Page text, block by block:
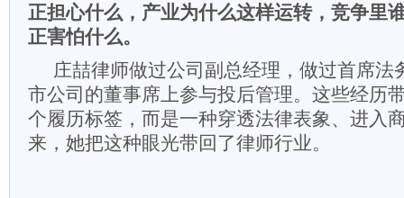
正担心什么，产业为什么这样运转，竞争里
正害怕什么。
庄喆律师做过公司副总经理，做过首席法
市公司的董事席上参与投后管理。这些经历
个履历标签，而是一种穿透法律表象、进入
来，她把这种眼光带回了律师行业。